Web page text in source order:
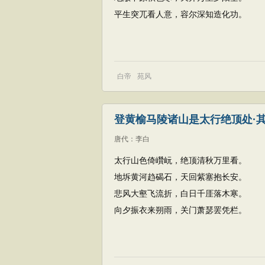
平生突兀看人意，容尔深知造化功。
白帝 苑风
登黄榆马陵诸山是太行绝顶处·
唐代 ： 李白
太行山色倚巑岏，绝顶清秋万里看。
地坼黄河趋碣石，天回紫塞抱长安。
悲风大壑飞流折，白日千厓落木寒。
向夕振衣来朔雨，关门萧瑟罢凭栏。